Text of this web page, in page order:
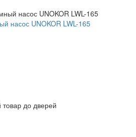
насос UNOKOR LWL-165
до дверей